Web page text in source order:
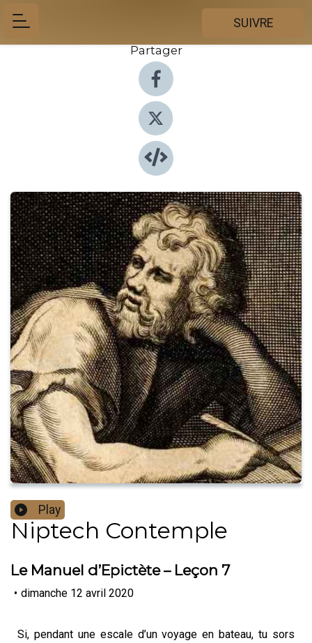
SUIVRE
Partager
Play
Niptech Contemple
Le Manuel d’Epictète – Leçon 7
• dimanche 12 avril 2020
Si, pendant une escale d’un voyage en bateau, tu sors